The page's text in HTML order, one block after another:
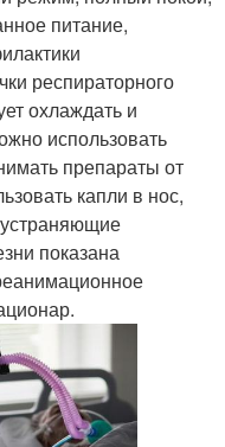
питание,
респираторного
охлаждать и
использовать
препараты от
капли в нос,
показана